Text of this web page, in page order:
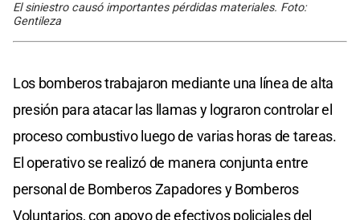
El siniestro causó importantes pérdidas materiales. Foto:
Gentileza
Los bomberos trabajaron mediante una línea de alta
presión para atacar las llamas y lograron controlar el
proceso combustivo luego de varias horas de tareas.
El operativo se realizó de manera conjunta entre
personal de Bomberos Zapadores y Bomberos
Voluntarios, con apoyo de efectivos policiales del